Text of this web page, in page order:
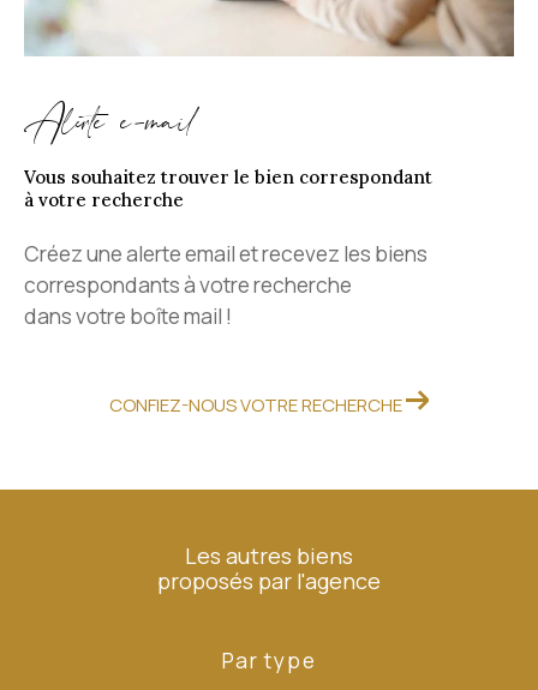
Alerte e-mail
Vous souhaitez trouver le bien correspondant
à votre recherche
Créez une alerte email et recevez les biens
correspondants à votre recherche
dans votre boîte mail !
CONFIEZ-NOUS VOTRE RECHERCHE
Les autres biens
proposés par l'agence
Par type